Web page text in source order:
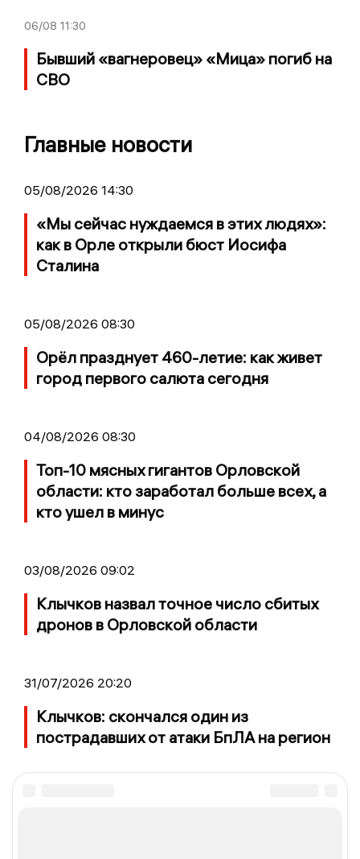
06/08 11:30
Бывший «вагнеровец» «Мица» погиб на
СВО
Главные новости
05/08/2026 14:30
«Мы сейчас нуждаемся в этих людях»:
как в Орле открыли бюст Иосифа
Сталина
05/08/2026 08:30
Орёл празднует 460-летие: как живет
город первого салюта сегодня
04/08/2026 08:30
Топ-10 мясных гигантов Орловской
области: кто заработал больше всех, а
кто ушел в минус
03/08/2026 09:02
Клычков назвал точное число сбитых
дронов в Орловской области
31/07/2026 20:20
Клычков: скончался один из
пострадавших от атаки БпЛА на регион